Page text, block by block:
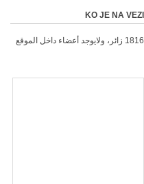
KO JE NA VEZI
1816 زائر، ولايوجد أعضاء داخل الموقع